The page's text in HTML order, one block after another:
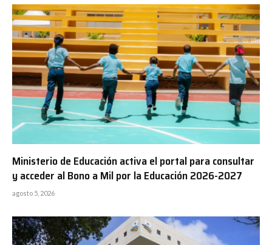
Ministerio de Educación activa el portal para consultar
y acceder al Bono a Mil por la Educación 2026-2027
agosto 5, 2026